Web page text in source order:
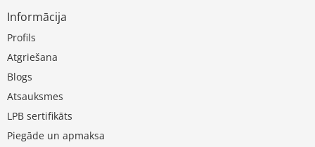
Informācija
Profils
Atgriešana
Blogs
Atsauksmes
LPB sertifikāts
Piegāde un apmaksa